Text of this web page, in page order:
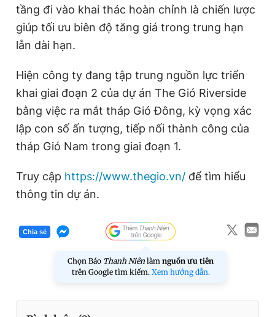
tầng đi vào khai thác hoàn chỉnh là chiến lược
giúp tối ưu biên độ tăng giá trong trung hạn
lẫn dài hạn.
Hiện công ty đang tập trung nguồn lực triển
khai giai đoạn 2 của dự án The Gió Riverside
bằng việc ra mắt tháp Gió Đông, kỳ vọng xác
lập con số ấn tượng, tiếp nối thành công của
tháp Gió Nam trong giai đoạn 1.
Truy cập https://www.thegio.vn/ để tìm hiểu
thông tin dự án.
Chia sẻ
Chọn Báo Thanh Niên làm nguồn ưu tiên
trên Google tìm kiếm. Xem hướng dẫn.